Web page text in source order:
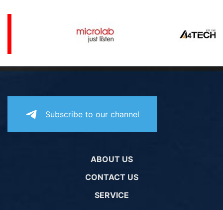
Subscribe to our channel
ABOUT US
CONTACT US
SERVICE